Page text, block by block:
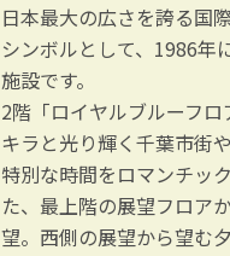
日本最大の広さを誇る国
シンボルとして、1986年
施設です。
2階「ロイヤルブルーフ
キラと光り輝く千葉市街
特別な時間をロマンチッ
た、最上階の展望フロア
望。西側の展望から望む